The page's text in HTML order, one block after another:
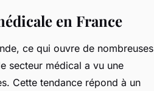
en France
ce qui ouvre de nombreuses
secteur médical a vu une
Cette tendance répond à un